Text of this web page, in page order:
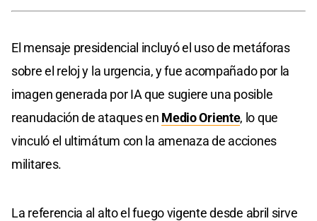
El mensaje presidencial incluyó el uso de metáforas
sobre el reloj y la urgencia, y fue acompañado por la
imagen generada por IA que sugiere una posible
reanudación de ataques en Medio Oriente, lo que
vinculó el ultimátum con la amenaza de acciones
militares.
La referencia al alto el fuego vigente desde abril sirve